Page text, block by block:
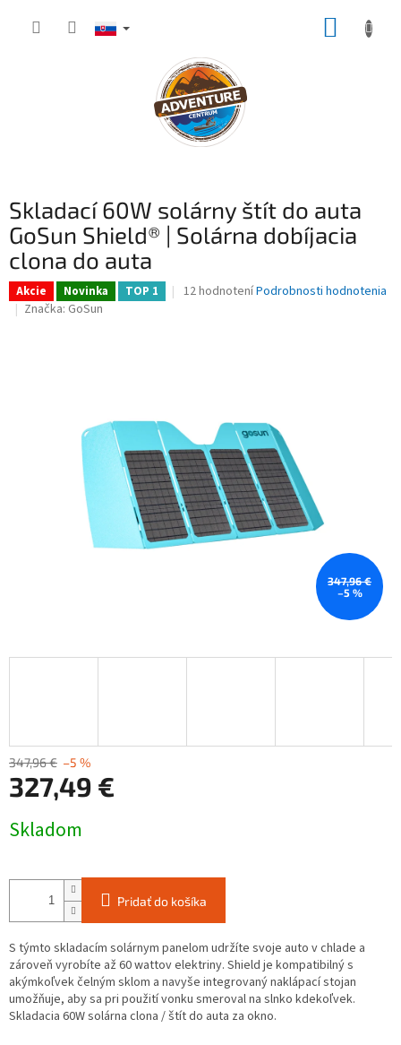
Skladací 60W solárny štít do auta
GoSun Shield® | Solárna dobíjacia
clona do auta
Akcie Novinka TOP 1
Priemerné
12 hodnoteníPodrobnosti hodnotenia
Značka: GoSun
347,96 €
–5 %
347,96 € –5 %
327,49 €
cena:
Skladom
Pridať do košíka
S týmto skladacím solárnym panelom udržíte svoje auto v chlade a
zároveň vyrobíte až 60 wattov elektriny. Shield je kompatibilný s
akýmkoľvek čelným sklom a navyše integrovaný naklápací stojan
umožňuje, aby sa pri použití vonku smeroval na slnko kdekoľvek.
Skladacia 60W solárna clona / štít do auta za okno.